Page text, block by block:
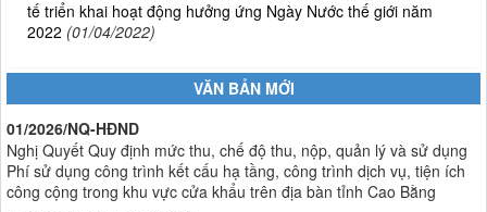
tế triển khai hoạt động hưởng ứng Ngày Nước thế giới năm
2022 (01/04/2022)
VĂN BẢN MỚI
01/2026/NQ-HĐND
Nghị Quyết Quy định mức thu, chế độ thu, nộp, quản lý và sử dụng
Phí sử dụng công trình kết cấu hạ tầng, công trình dịch vụ, tiện ích
công cộng trong khu vực cửa khẩu trên địa bàn tỉnh Cao Bằng
Lượt xem:320 | lượt tải:110